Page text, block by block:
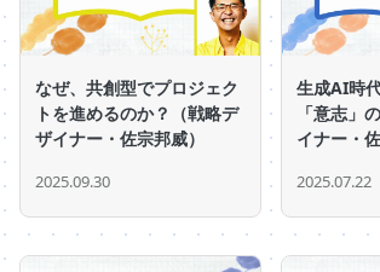
なぜ、共創型でプロジェク
トを進めるのか？（戦略デ
ザイナー・佐宗邦威）
2025.09.30
生成AI時
「意志」
イナー・
2025.07.22